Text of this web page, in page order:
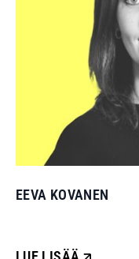
EEVA KOVANEN